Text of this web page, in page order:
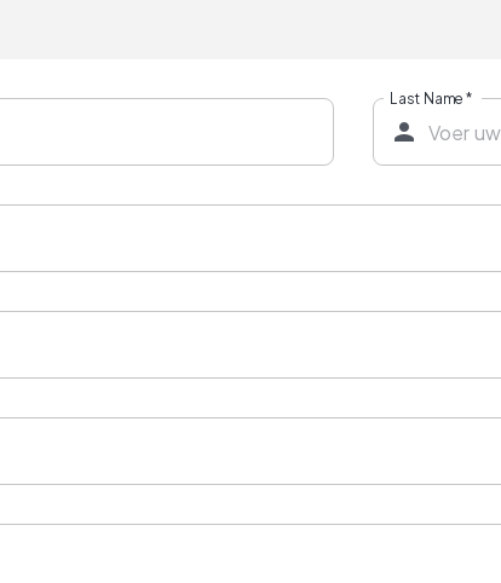
Last Name *